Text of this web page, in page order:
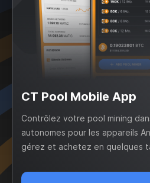
CT Pool Mobile App
Contrôlez votre pool mining
autonomes pour les appareils
gérez et achetez en quelques